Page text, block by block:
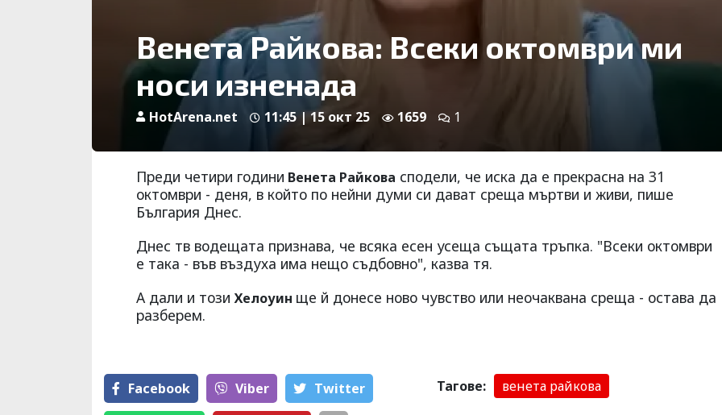
Венета Райкова: Всеки октомври ми
носи изненада
HotArena.net 11:45 | 15 окт 25 1659 1
Преди четири години Венета Райкова сподели, че иска да е прекрасна на 31
октомври - деня, в който по нейни думи си дават среща мъртви и живи, пише
България Днес.
Днес тв водещата признава, че всяка есен усеща същата тръпка. "Всеки октомври
е така - във въздуха има нещо съдбовно", казва тя.
А дали и тозиХелоуин ще й донесе ново чувство или неочаквана среща - остава да
разберем.
Facebook Viber Тwitter Тагове: венета райкова